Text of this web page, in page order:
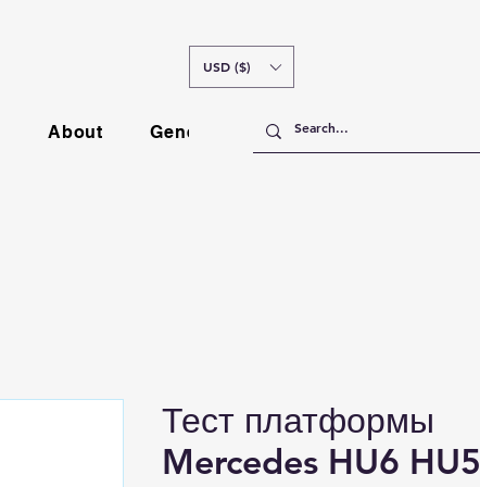
About General
USD ($)
Тест платформы
Mercedes HU6 HU5